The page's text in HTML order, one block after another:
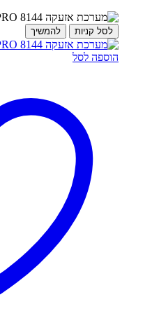
לסל קניות להמשיך
הוספה לסל